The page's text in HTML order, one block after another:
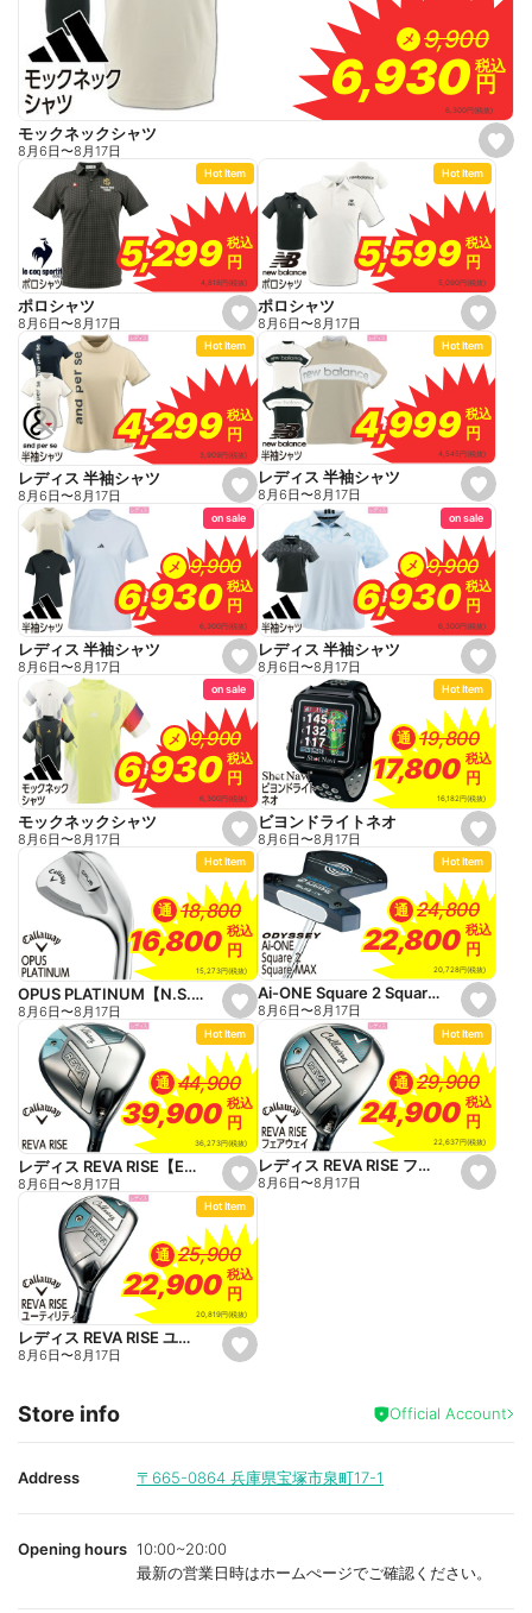
s
e
メ 9,900
9,900
6,930
6,930税込
税込
円
円
6,300円(税抜)
モックネックシャツ
8月6日〜8月17日
s
e
t
f
a
o
r
i
t
e
Hot Item
5,299
5,299税込
税込
円
円
4,818円(税抜)
ポロシャツ
8月6日〜8月17日
s
e
t
f
a
o
r
i
t
e
Hot Item
5,599
5,599 税込
税込
円
円
5,090円(税抜)
ポロシャツ
8月6日〜8月17日
s
e
t
f
a
v
o
r
i
t
e
Hot Item
4,299
4,299税込
税込
円
円
3,909円(税抜)
レディス 半袖シャツ
8月6日〜8月17日
s
e
t
f
a
v
o
r
i
t
e
Hot Item
4,999
4,999 税込
税込
円
円
4,545円(税抜)
レディス 半袖シャツ
8月6日〜8月17日
s
e
t
f
a
v
o
r
i
t
e
on sale
メ 9,900
9,900
6,930
6,930税込
税込
円
円
6,300円(税抜)
レディス 半袖シャツ
8月6日〜8月17日
s
e
t
f
a
v
o
r
i
t
e
on sale
メ 9,900
9,900
6,930
6,930 税込
税込
円
円
6,300円(税抜)
レディス 半袖シャツ
8月6日〜8月17日
s
e
t
f
a
v
o
r
i
t
e
on sale
メ 9,900
9,900
6,930
6,930税込
税込
円
円
6,300円(税抜)
モックネックシャツ
8月6日〜8月17日
s
e
t
f
a
v
o
r
i
t
e
Hot Item
通 19,800
19,800
17,800
17,800 税込
税込
円
円
16,182円(税抜)
ビヨンドライトネオ
8月6日〜8月17日
s
e
t
f
a
v
o
r
i
t
e
Hot Item
通 18,800
18,800
16,800
16,800 税込
税込
円
円
15,273円(税抜)
OPUS PLATINUM【N.S.PRO 950NEO】
8月6日〜8月17日
s
e
t
f
a
v
o
r
i
t
e
Hot Item
通 24,800
24,800
22,800
22,800 税込
税込
円
円
20,728円(税抜)
Ai-ONE Square 2 Square MAX
8月6日〜8月17日
s
e
t
f
a
v
o
r
i
t
e
Hot Item
通 44,900
44,900
39,900
39,900 税込
税込
円
円
36,273円(税抜)
レディス REVA RISE【ELDIO 40 for Callaway】
8月6日〜8月17日
s
e
Hot Item
通 29,900
29,900
24,900
24,900 税込
税込
円
円
22,637円(税抜)
レディス REVA RISE フェアウェイ【ELDIO 40 for Callaway】
8月6日〜8月17日
s
e
i
t
Hot Item
通 25,900
25,900
22,900
22,900 税込
税込
円
円
20,819円(税抜)
レディス REVA RISE ユーティリティ【ELDIO 40 for Callaway】
8月6日〜8月17日
Store info Official Account
Address 〒665-0864 兵庫県宝塚市泉町17-1
Opening hours 10:00~20:00
最新の営業日時はホームぺージでご確認ください。